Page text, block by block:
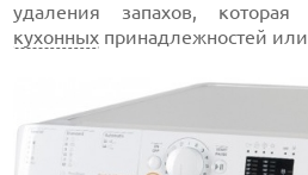
удаления запахов,
кухонных принадлежностей